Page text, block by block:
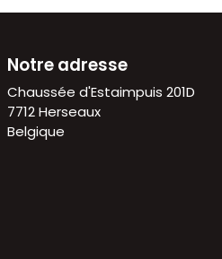
Notre adresse
Chaussée d'Estaimpuis 201D
7712 Herseaux
Belgique